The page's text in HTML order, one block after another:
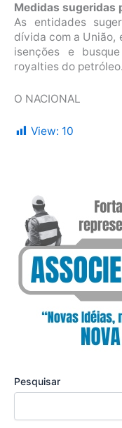
Medidas sugeridas
As entidades
dívida com a União,
isenções e
royalties do petróleo.
O NACIONAL
View: 10
Pesquisar